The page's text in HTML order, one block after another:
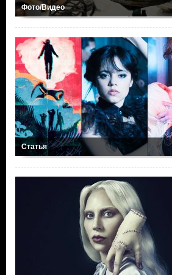
Фото/Видео
Статья